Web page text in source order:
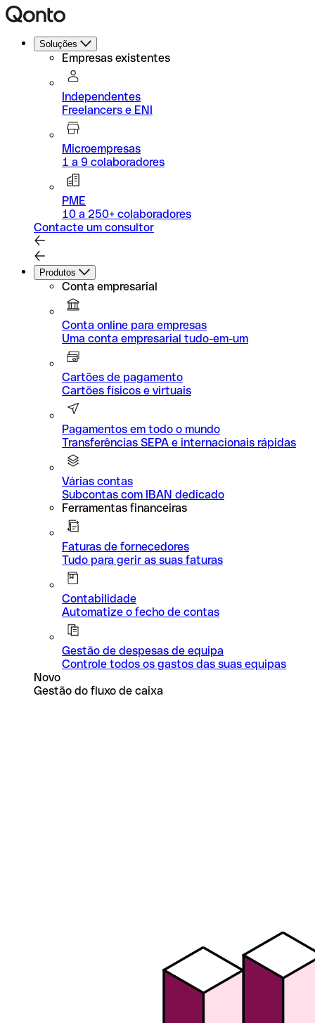
Soluções
Empresas existentes
Independentes
Freelancers e ENI
Microempresas
1 a 9 colaboradores
PME
10 a 250+ colaboradores
Contacte um consultor
Produtos
Conta empresarial
Conta online para empresas
Uma conta empresarial tudo-em-um
Cartões de pagamento
Cartões físicos e virtuais
Pagamentos em todo o mundo
Transferências SEPA e internacionais rápidas
Várias contas
Subcontas com IBAN dedicado
Ferramentas financeiras
Faturas de fornecedores
Tudo para gerir as suas faturas
Contabilidade
Automatize o fecho de contas
Gestão de despesas de equipa
Controle todos os gastos das suas equipas
Novo
Gestão do fluxo de caixa